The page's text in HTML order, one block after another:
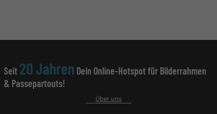
Seit 20 Jahren Dein Online-Hotspot für Bilderrahmen
& Passepartouts!
Über uns